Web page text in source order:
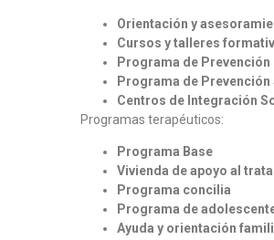
Orientación y
Cursos y talleres
Programa de
Programa de Prevención
Centros de Integración
Programas terapéuticos:
Programa Base
Vivienda de apoyo al
Programa concilia
Programa de
Ayuda y orientación